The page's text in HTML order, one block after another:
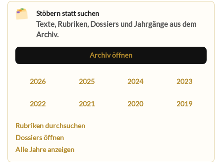
Stöbern statt suchen
Texte, Rubriken, Dossiers und Jahrgänge aus dem
Archiv.
Archiv öffnen
2026 2025 2024 2023
2022 2021 2020 2019
Rubriken durchsuchen
Dossiers öffnen
Alle Jahre anzeigen